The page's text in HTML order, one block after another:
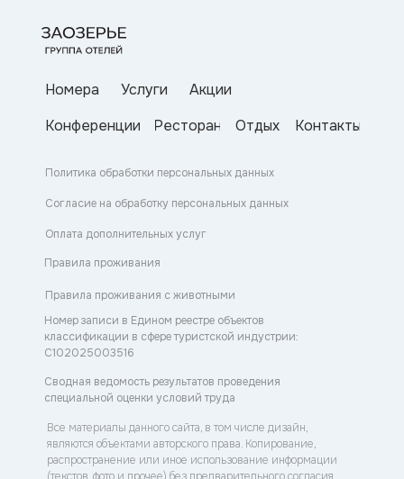
Все материалы данного сайта, в том числе дизайн,
являются объектами авторского права. Копирование,
распространение или иное использование информации
Контакты
Отдых
Ресторан
Конференции
Акции
Услуги
Оплата дополнительных услуг
Номер записи в Едином реестре объектов
классификации в сфере туристской индустрии:
С102025003516
Правила проживания с животными
Правила проживания
Согласие на обработку персональных данных
Сводная ведомость результатов проведения
специальной оценки условий труда
Политика обработки персональных данных
Номера